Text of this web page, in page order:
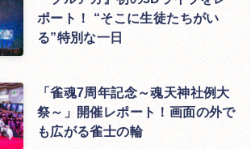
ポート！ “そこに生徒たちがい
る”特別な一日
「雀魂7周年記念～魂天神社例大
祭～」開催レポート！画面の外で
も広がる雀士の輪